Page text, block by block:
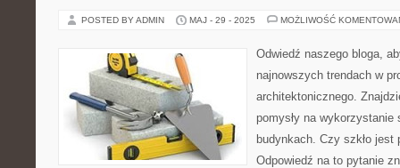
POSTED BY ADMIN MAJ - 29 - 2025 MOŻLIWOŚĆ
Odwiedź naszego bloga,
najnowszych trendach w
architektonicznego.
pomysły na wykorzystanie
budynkach. Czy szkło jest
Odpowiedź na to pytanie